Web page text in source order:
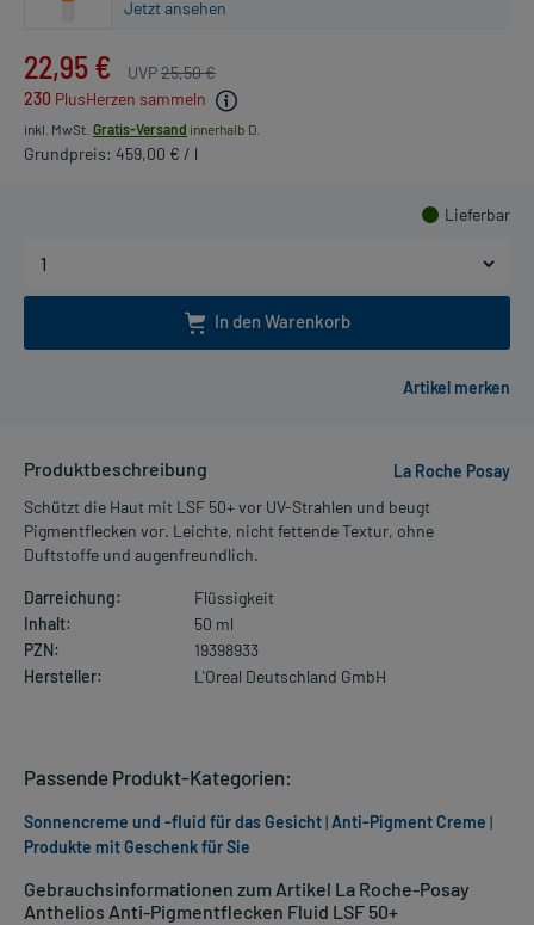
Jetzt ansehen
22,95 € UVP25,50 €
230 PlusHerzen sammeln
inkl. MwSt. Gratis-Versand innerhalb D.
Grundpreis: 459,00 € / l
Lieferbar
In den Warenkorb
Produktbeschreibung
La Roche Posay
Schützt die Haut mit LSF 50+ vor UV-Strahlen und beugt
Pigmentflecken vor. Leichte, nicht fettende Textur, ohne
Duftstoffe und augenfreundlich.
Darreichung:
Flüssigkeit
Inhalt:
50 ml
PZN:
19398933
Hersteller:
L'Oreal Deutschland GmbH
Gebrauchsinformationen zum Artikel La Roche-Posay
Anthelios Anti-Pigmentflecken Fluid LSF 50+
Passende Produkt-Kategorien:
Sonnencreme und -fluid für das Gesicht|Anti-Pigment Creme |
Produkte mit Geschenk für Sie